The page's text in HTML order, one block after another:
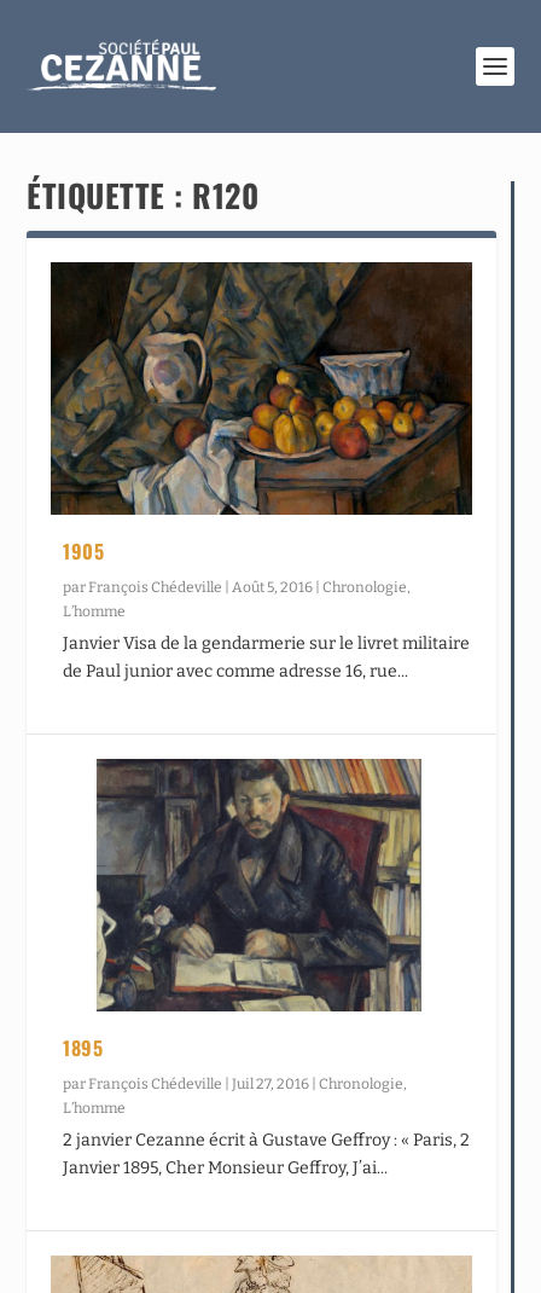
ÉTIQUETTE : R120
1905
par François Chédeville Août 5, 2016 |Chronologie
L’homme
Janvier Visa de la gendarmerie sur le livret militaire
de Paul junior avec comme adresse 16, rue...
1895
par François Chédeville |Juil 27, 2016 |Chronologie
L’homme
2 janvier Cezanne écrit à Gustave Geffroy : « Paris, 2
Janvier 1895, Cher Monsieur Geffroy, J’ai...